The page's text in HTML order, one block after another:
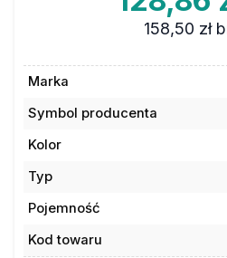
158,50 zł
Marka
Symbol producenta
Kolor
Typ
Pojemność
Kod towaru